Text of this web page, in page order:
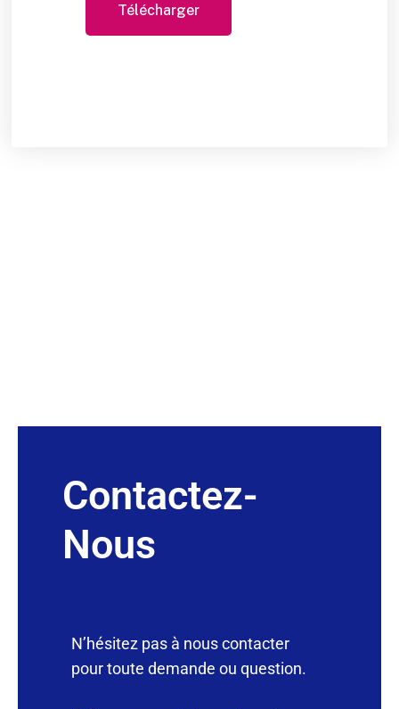
Télécharger
Contactez-
Nous
N’hésitez pas à nous contacter
pour toute demande ou question.